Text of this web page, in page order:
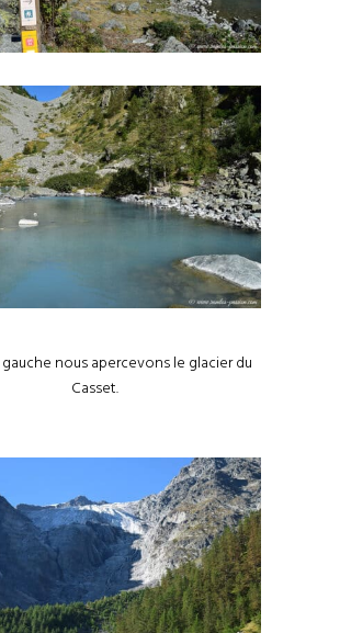
nous apercevons le glacier du
Casset.